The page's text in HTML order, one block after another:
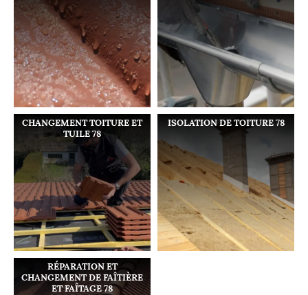
CHANGEMENT TOITURE ET
TUILE 78
ISOLATION DE TOITURE 78
RÉPARATION ET
CHANGEMENT DE FAÎTIÈRE
ET FAÎTAGE 78